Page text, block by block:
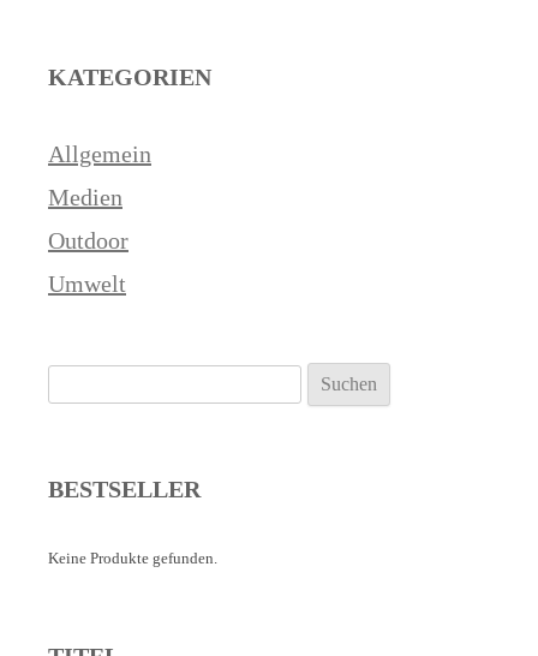
KATEGORIEN
Allgemein
Medien
Outdoor
Umwelt
nach:
BESTSELLER
Keine Produkte gefunden.